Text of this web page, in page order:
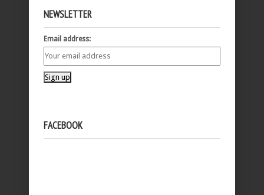
NEWSLETTER
Email address:
FACEBOOK